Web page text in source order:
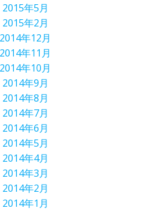
2015年5月
2015年2月
2014年12月
2014年11月
2014年10月
2014年9月
2014年8月
2014年7月
2014年6月
2014年5月
2014年4月
2014年3月
2014年2月
2014年1月